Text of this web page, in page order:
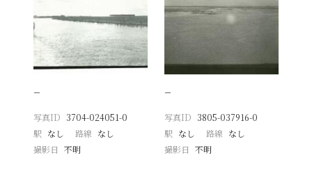
−
写真ID 3704-024051-0
駅 なし 路線 なし
撮影日
不明
−
写真ID 3805-037916-0
駅 なし 路線 なし
撮影日 不明